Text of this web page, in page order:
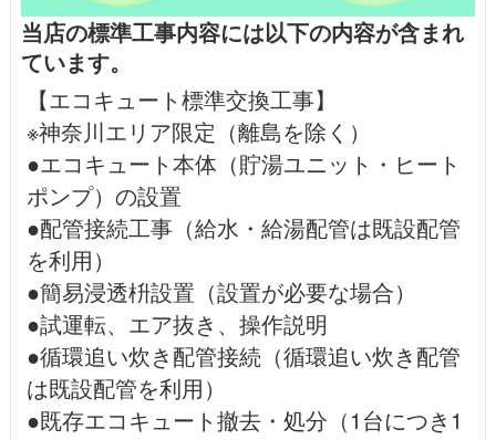
当店の標準工事内容には以下の内容が含まれ
ています。
【エコキュート標準交換工事】
※神奈川エリア限定（離島を除く）
●エコキュート本体（貯湯ユニット・ヒート
ポンプ）の設置
●配管接続工事（給水・給湯配管は既設配管
を利用）
●簡易浸透枡設置（設置が必要な場合）
●試運転、エア抜き、操作説明
●循環追い炊き配管接続（循環追い炊き配管
は既設配管を利用）
●既存エコキュート撤去・処分（1台につき1